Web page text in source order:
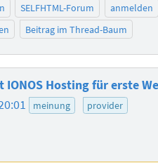
SELFHTML-Forum
anmelden
Beitrag im Thread-Baum
IONOS Hosting für erste
meinung
provider